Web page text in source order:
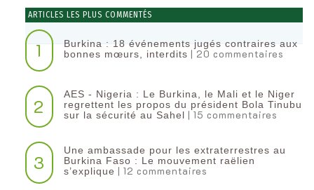
ARTICLES LES PLUS COMMENTÉS
1
Burkina : 18 événements jugés contraires aux
bonnes mœurs, interdits | 20 commentaires
2
AES - Nigeria : Le Burkina, le Mali et le Niger
regrettent les propos du président Bola Tinubu
sur la sécurité au Sahel | 15 commentaires
3
Une ambassade pour les extraterrestres au
Burkina Faso : Le mouvement raëlien
s’explique | 12 commentaires